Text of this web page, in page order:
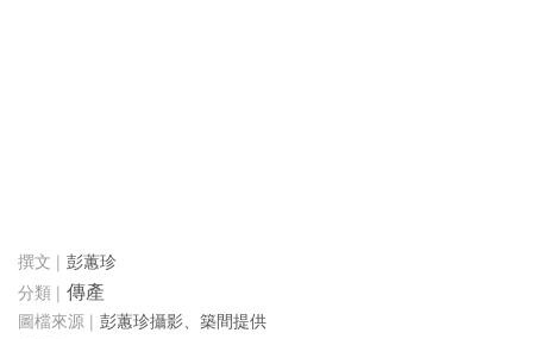
彭蕙珍
傳產
彭蕙珍攝影、築間提供